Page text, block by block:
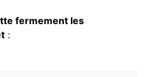
fermement les
: